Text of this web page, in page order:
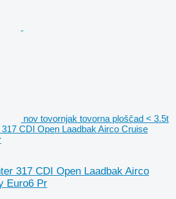
nov tovornjak tovorna ploščad < 3.5t
CDI Open Laadbak Airco Cruise
317 CDI Open Laadbak Airco
Euro6 Pr